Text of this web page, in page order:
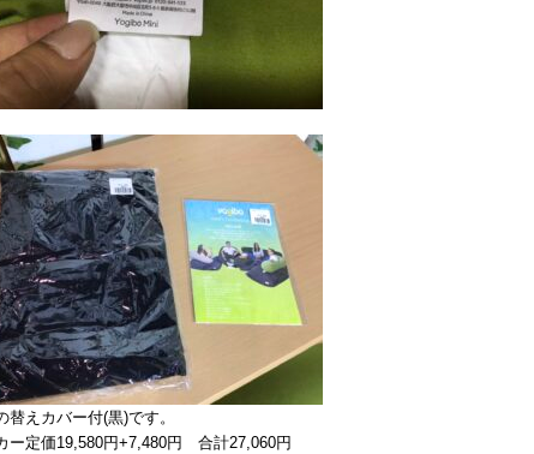
替えカバー付(黒)です。
ー定価19,580円+7,480円 合計27,060円